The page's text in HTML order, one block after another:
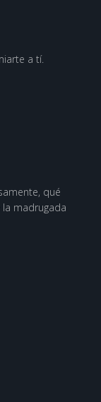
a tí.
qué
madrugada